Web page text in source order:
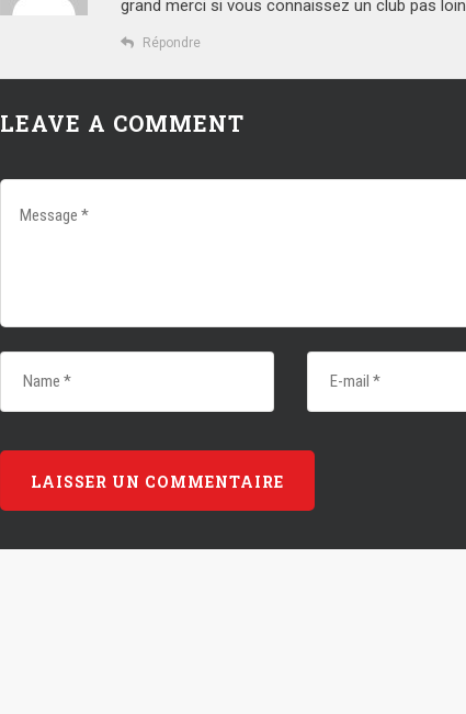
grand merci si vous connaissez un club pas loin
Répondre
LEAVE A COMMENT